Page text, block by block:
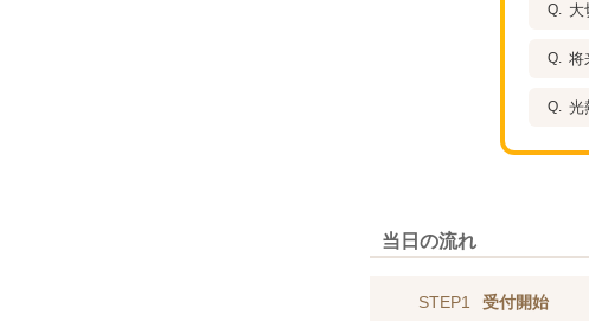
大
将
光
当日の流れ
STEP1 受付開始